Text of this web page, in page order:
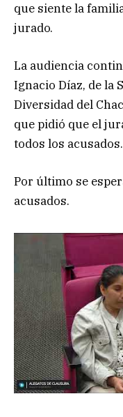
que siente la
jurado.
La audiencia
Ignacio Díaz, de la
Diversidad del
que pidió que el
todos los acusados.
Por último se
acusados.